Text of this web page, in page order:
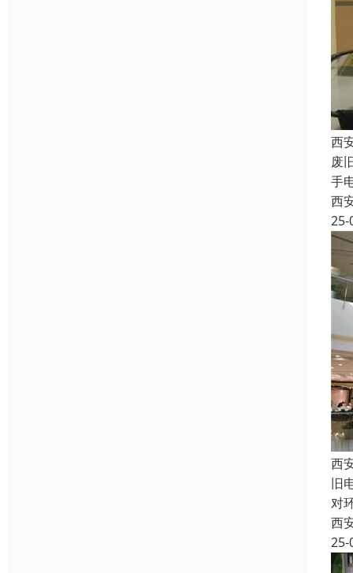
西
废
手
西
25-
西
旧
对
西
25-